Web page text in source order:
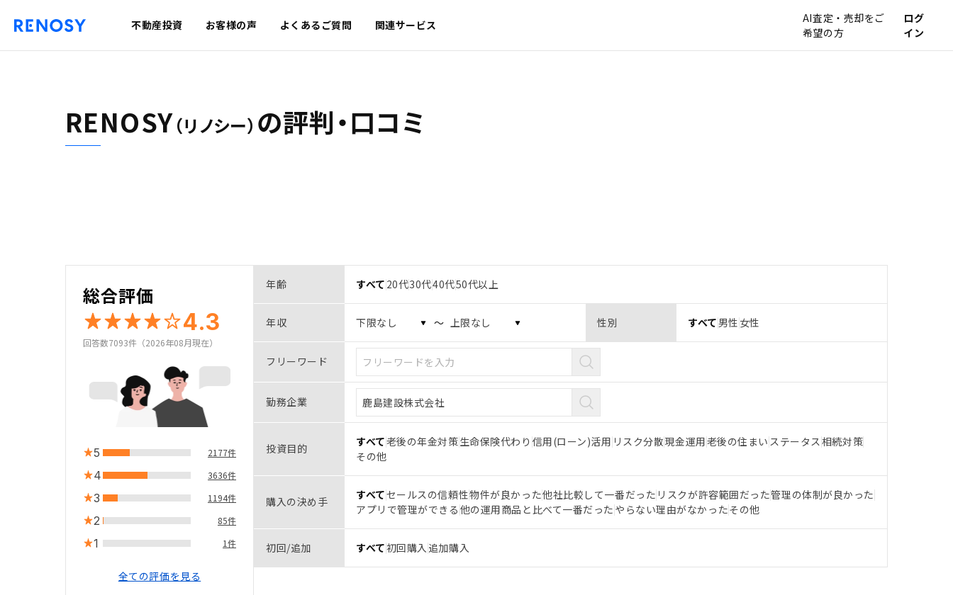
不動産投資 お客様の声 よくあるご質問 関連サービス
AI査定・売却をご
希望の方
ログ
イン
RENOSY（リノシー） の評判・口コミ
総合評価
4.3
回答数7093件（2026年08月現在）
5 2177件
4 3636件
3 1194件
2 85件
1 1件
全ての評価を見る
年齢 すべて 20代30代40代50代以上
年収 〜 性別 すべて 男性 女性
フリーワード
勤務企業
投資目的 すべて老後の年金対策生命保険代わり 信用(ローン)活用 リスク分散現金運用老後の住まい ステータス相続対策
その他
購入の決め手 すべてセールスの信頼性物件が良かった他社比較して一番だった リスクが許容範囲だった管理の体制が良かった
アプリで管理ができる 他の運用商品と比べて一番だった やらない理由がなかったその他
初回/追加 すべて初回購入 追加購入